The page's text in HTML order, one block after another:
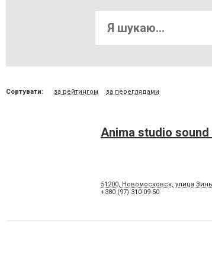
Сортувати: за рейтингом за переглядами
Anima studio sound
51200, Новомосковск, улица
+380 (97) 310-09-50